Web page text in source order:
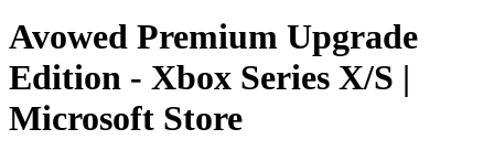
Avowed Premium Upgrade
Edition - Xbox Series X/S |
Microsoft Store